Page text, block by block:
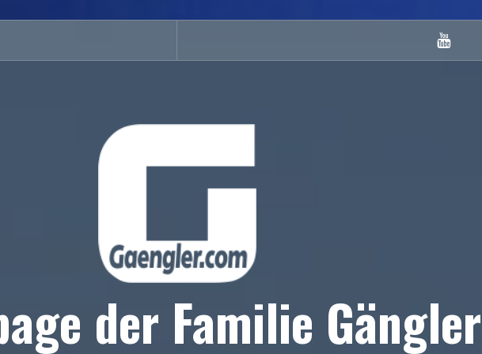
Youtube
der Familie Gängler